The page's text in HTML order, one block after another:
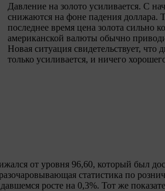
Давление на золото усиливается. С
снижаются на фоне падения доллара.
последнее время цена золота сильно
американской валюты обычно
Новая ситуация свидетельствует,
только усиливается, и ничего
от уровня 96,60, который был
статистика по
росте на 0,3%. Тот же